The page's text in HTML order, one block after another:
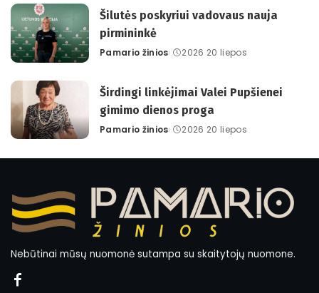
Šilutės poskyriui vadovaus nauja
pirmininkė
Posted
Pamario žinios 2026 20 liepos
Širdingi linkėjimai Valei Pupšienei
gimimo dienos proga
Posted
Pamario žinios 2026 20 liepos
Nebūtinai mūsų nuomonė sutampa su skaitytojų nuomone.